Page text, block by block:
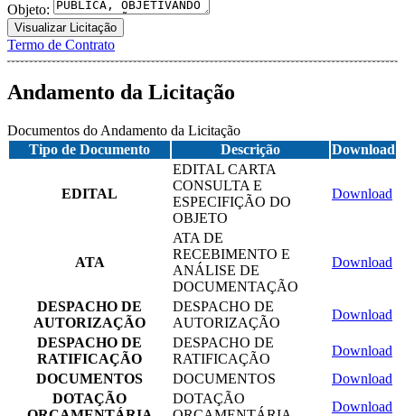
Objeto:
Visualizar Licitação
Termo de Contrato
Andamento da Licitação
Documentos do Andamento da Licitação
Tipo de Documento
Descrição Download
EDITAL
EDITAL CARTA
CONSULTA E
ESPECIFIÇÃO DO
OBJETO
Download
ATA
ATA DE
RECEBIMENTO E
ANÁLISE DE
DOCUMENTAÇÃO
Download
DESPACHO DE
AUTORIZAÇÃO
DESPACHO DE
AUTORIZAÇÃO
Download
DESPACHO DE
RATIFICAÇÃO
DESPACHO DE
RATIFICAÇÃO
Download
DOCUMENTOS
DOCUMENTOS
Download
DOTAÇÃO
DOTAÇÃO
Download